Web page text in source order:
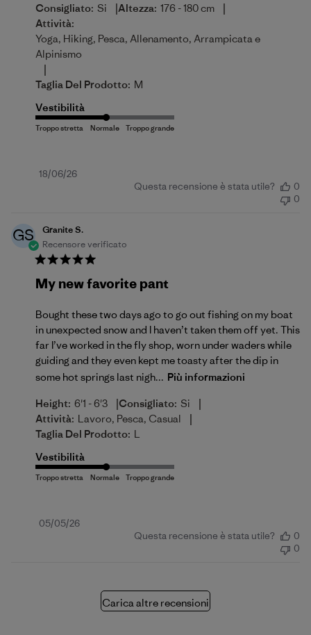
Consigliato: Si |Altezza: 176 - 180 cm |
Attività:
Yoga, Hiking, Pesca, Allenamento, Arrampicata e
Alpinismo
|
Taglia Del Prodotto: M
Vestibilità
Data
18/06/26
Questa recensione è stata utile?
0
0
GS
Granite S.
Recensore verificato
My new favorite pant
Bought these two days ago to go out fishing on my boat
in unexpected snow and I haven’t taken them off yet. This
far I’ve worked in the fly shop, worn under waders while
guiding and they even kept me toasty after the dip in
some hot springs last nigh... Più informazioni
Height: 6'1 - 6'3 |Consigliato: Si |
Attività: Lavoro, Pesca, Casual |
Taglia Del Prodotto: L
Vestibilità
Data
05/05/26
Questa recensione è stata utile?
0
0
Carica altre recensioni